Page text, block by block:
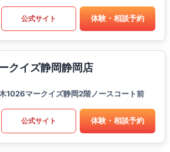
公式サイト 体験・相談予約
クイズ静岡静岡店
1026マークイズ静岡2階ノースコート前
公式サイト 体験・相談予約